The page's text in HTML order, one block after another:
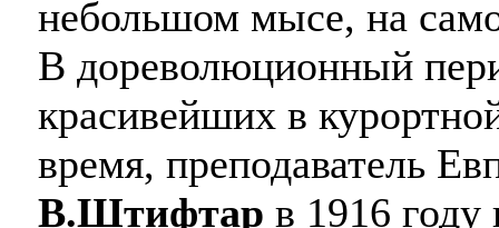
небольшом мысе, на
В дореволюционный
красивейших в
время, преподаватель
В.Штифтар в 1916